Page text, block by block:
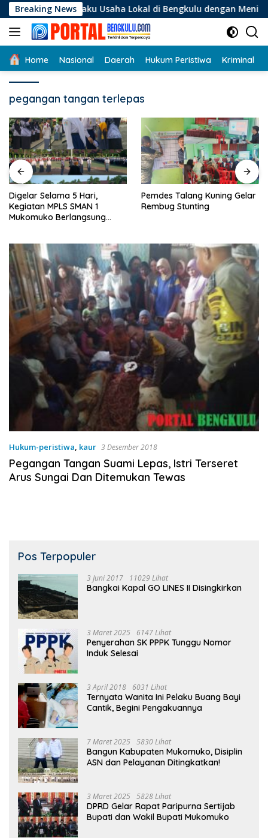
Langsung
ke
konten
Breaking News
Pelaku Usaha Lokal di Bengkulu dengan Meningkatkan
Home Nasional Daerah Hukum Peristiwa Kriminal
pegangan tangan terlepas
Digelar Selama 5 Hari,
Kegiatan MPLS SMAN 1
Mukomuko Berlangsung
Pemdes Talang Kuning Gelar
Rembug Stunting
Hukum-peristiwa, kaur 3 Desember 2018
Pegangan Tangan Suami Lepas, Istri Terseret
Arus Sungai Dan Ditemukan Tewas
Pos Terpopuler
3 Juni 2017 11029 Lihat
Bangkai Kapal GO LINES II Disingkirkan
3 Maret 2025 6147 Lihat
Penyerahan SK PPPK Tunggu Nomor
Induk Selesai
3 April 2018 6031 Lihat
Ternyata Wanita Ini Pelaku Buang Bayi
Cantik, Begini Pengakuannya
7 Maret 2025 5830 Lihat
Bangun Kabupaten Mukomuko, Disiplin
ASN dan Pelayanan Ditingkatkan!
3 Maret 2025 5828 Lihat
DPRD Gelar Rapat Paripurna Sertijab
Bupati dan Wakil Bupati Mukomuko